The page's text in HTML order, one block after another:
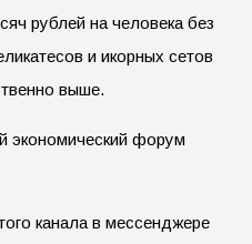
рублей на человека без
и икорных сетов
выше.
экономический форум
канала в мессенджере